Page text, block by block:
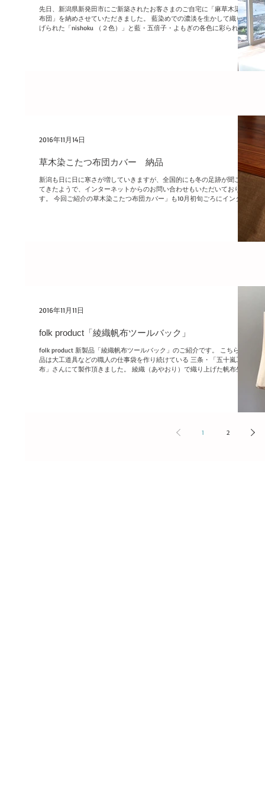
先日、新潟県新発田市にご新築されたお客さまのご自宅に「麻草木染座
布団」を納めさせていただきました。 藍染めでの濃淡を生かして織り上
げられた「nishoku （２色）」と藍・五倍子・よもぎの各色に彩られた
草木染こたつ布団カバー 納品
新潟も日に日に寒さが増していきますが、全国的にも冬の足跡が聞こえ
てきたようで、インターネットからのお問い合わせもいただいておりま
す。 今回ご紹介の草木染こたつ布団カバー」も10月初旬ごろにインター
2016年11月14日
folk product「綾織帆布ツールバック」
folk product 新製品「綾織帆布ツールバック」のご紹介です。 こちらの
品は大工道具などの職人の仕事袋を作り続けている 三条・「五十嵐工
布」さんにて製作頂きました。 綾織（あやおり）で織り上げた帆布生地
2016年11月11日
1 2